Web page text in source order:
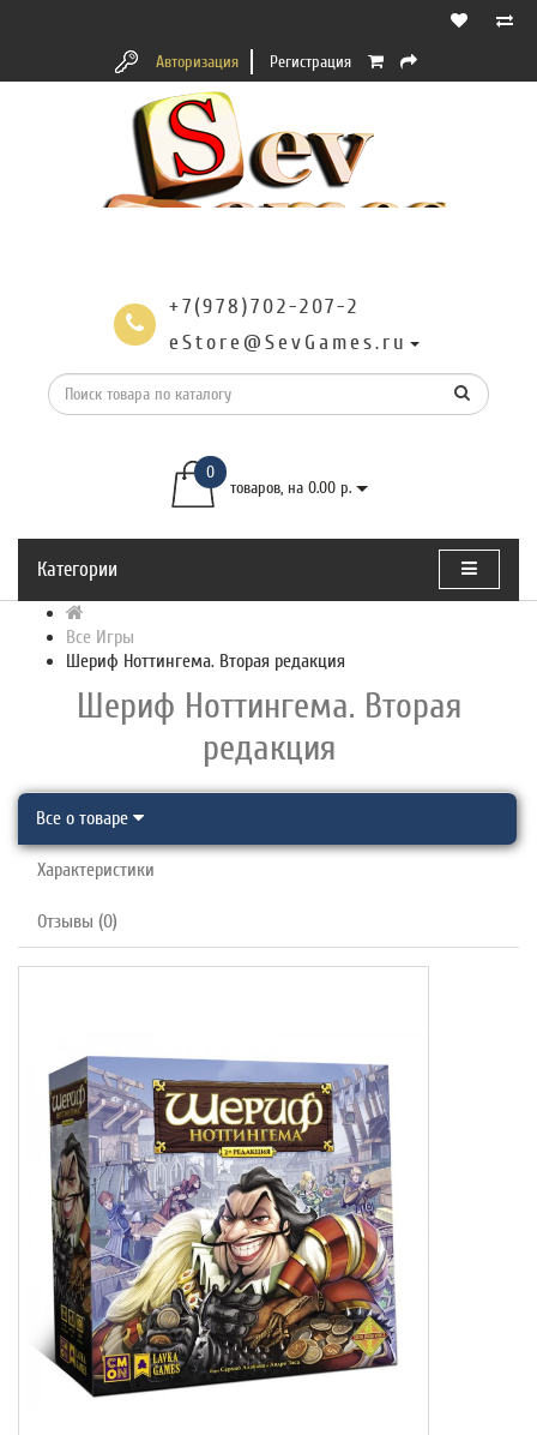
Авторизация Регистрация
+7(978)702-207-2
eStore@SevGames.ru
0
товаров, на 0.00 р.
Категории
Все Игры
Шериф Ноттингема. Вторая редакция
Шериф Ноттингема. Вторая
редакция
Все о товаре
Характеристики
Отзывы (0)